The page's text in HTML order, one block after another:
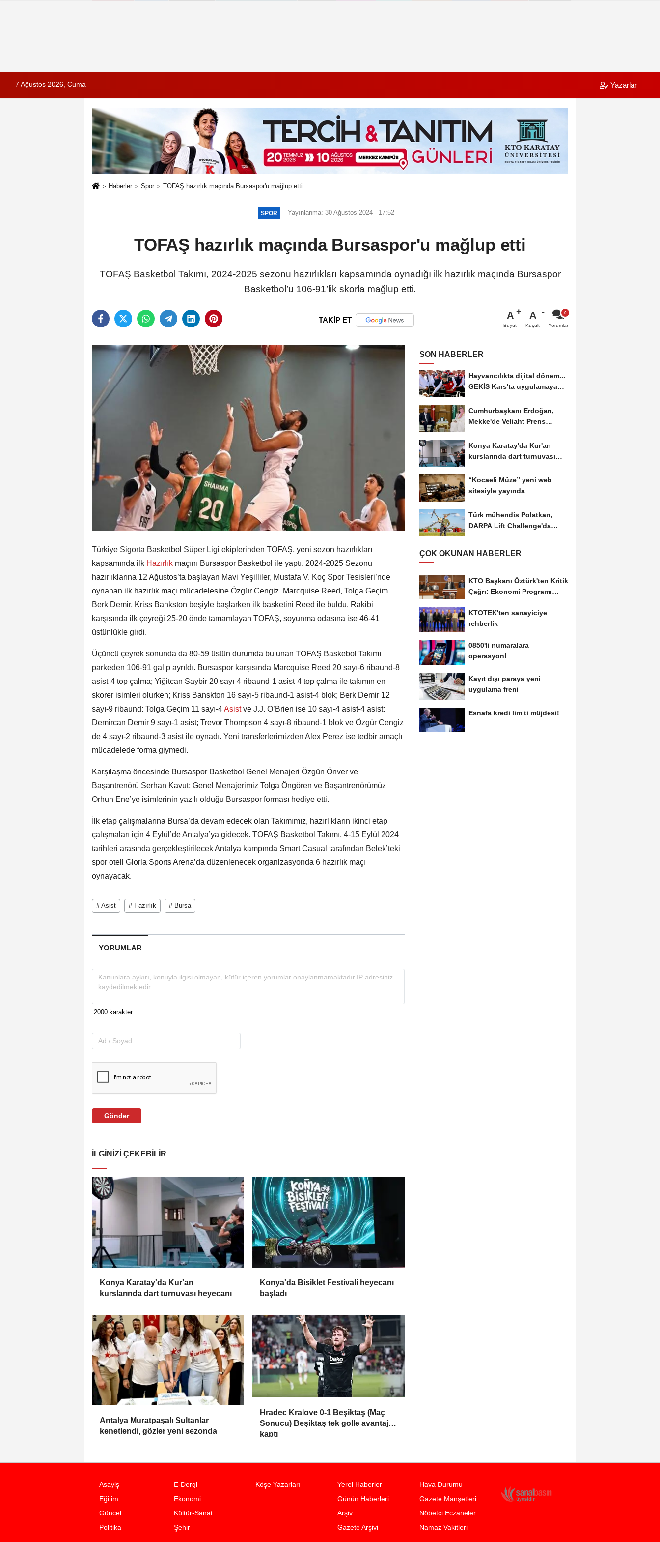
7 Ağustos 2026, Cuma Yazarlar
Haberler Spor TOFAŞ hazırlık maçında Bursaspor'u mağlup etti
SPOR Yayınlanma: 30 Ağustos 2024 - 17:52
TOFAŞ hazırlık maçında Bursaspor'u mağlup etti
TOFAŞ Basketbol Takımı, 2024-2025 sezonu hazırlıkları kapsamında oynadığı ilk hazırlık maçında Bursaspor
Basketbol’u 106-91’lik skorla mağlup etti.
TAKİP ET A
Büyüt
A
Küçült Yorumlar
Türkiye Sigorta Basketbol Süper Ligi ekiplerinden TOFAŞ, yeni sezon hazırlıkları
kapsamında ilk Hazırlık maçını Bursaspor Basketbol ile yaptı. 2024-2025 Sezonu
hazırlıklarına 12 Ağustos’ta başlayan Mavi Yeşilliler, Mustafa V. Koç Spor Tesisleri’nde
oynanan ilk hazırlık maçı mücadelesine Özgür Cengiz, Marcquise Reed, Tolga Geçim,
Berk Demir, Kriss Bankston beşiyle başlarken ilk basketini Reed ile buldu. Rakibi
karşısında ilk çeyreği 25-20 önde tamamlayan TOFAŞ, soyunma odasına ise 46-41
üstünlükle girdi.
Üçüncü çeyrek sonunda da 80-59 üstün durumda bulunan TOFAŞ Baskebol Takımı
parkeden 106-91 galip ayrıldı. Bursaspor karşısında Marcquise Reed 20 sayı-6 ribaund-8
asist-4 top çalma; Yiğitcan Saybir 20 sayı-4 ribaund-1 asist-4 top çalma ile takımın en
skorer isimleri olurken; Kriss Banskton 16 sayı-5 ribaund-1 asist-4 blok; Berk Demir 12
sayı-9 ribaund; Tolga Geçim 11 sayı-4Asistve J.J. O’Brien ise 10 sayı-4 asist-4 asist;
Demircan Demir 9 sayı-1 asist; Trevor Thompson 4 sayı-8 ribaund-1 blok ve Özgür Cengiz
de 4 sayı-2 ribaund-3 asist ile oynadı. Yeni transferlerimizden Alex Perez ise tedbir amaçlı
mücadelede forma giymedi.
Karşılaşma öncesinde Bursaspor Basketbol Genel Menajeri Özgün Önver ve
Başantrenörü Serhan Kavut; Genel Menajerimiz Tolga Öngören ve Başantrenörümüz
Orhun Ene’ye isimlerinin yazılı olduğu Bursaspor forması hediye etti.
İlk etap çalışmalarına Bursa’da devam edecek olan Takımımız, hazırlıkların ikinci etap
çalışmaları için 4 Eylül’de Antalya’ya gidecek. TOFAŞ Basketbol Takımı, 4-15 Eylül 2024
tarihleri arasında gerçekleştirilecek Antalya kampında Smart Casual tarafından Belek’teki
spor oteli Gloria Sports Arena’da düzenlenecek organizasyonda 6 hazırlık maçı
oynayacak.
# Asist # Hazırlık # Bursa
YORUMLAR
Gönder
İLGINIZI ÇEKEBILIR
Konya Karatay'da Kur'an
kurslarında dart turnuvası heyecanı
Konya'da Bisiklet Festivali heyecanı
başladı
Antalya Muratpaşalı Sultanlar
kenetlendi, gözler yeni sezonda
Hradec Kralove 0-1 Beşiktaş (Maç
Sonucu) Beşiktaş tek golle avantajı
kaptı
SON HABERLER
Hayvancılıkta dijital dönem...
GEKİS Kars'ta uygulamaya
Cumhurbaşkanı Erdoğan,
Mekke'de Veliaht Prens
Konya Karatay'da Kur'an
kurslarında dart turnuvası
“Kocaeli Müze” yeni web
sitesiyle yayında
Türk mühendis Polatkan,
DARPA Lift Challenge'da
ÇOK OKUNAN HABERLER
KTO Başkanı Öztürk'ten Kritik
Çağrı: Ekonomi Programı
KTOTEK'ten sanayiciye
rehberlik
0850'li numaralara
operasyon!
Kayıt dışı paraya yeni
uygulama freni
Esnafa kredi limiti müjdesi!
Asayiş
E-Dergi
Eğitim
Ekonomi
Güncel
Kültür-Sanat
Politika
Şehir
Köşe Yazarları
Yerel Haberler
Günün Haberleri
Arşiv
Gazete Arşivi
Hava Durumu
Gazete Manşetleri
Nöbetci Eczaneler
Namaz Vakitleri